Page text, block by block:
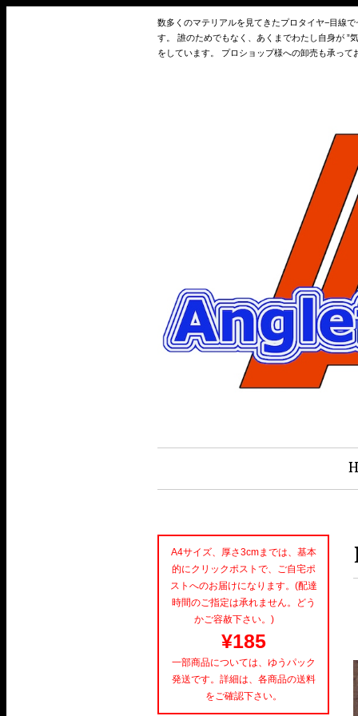
数多くのマテリアルを見てきたプロタイヤ−目線
す。 誰のためでもなく、あくまでわたし自身が ”
をしています。 プロショップ様への卸売も承っ
A4サイズ、厚さ3cmまでは、基本
的にクリックポストで、ご自宅ポ
ストへのお届けになります。(配達
時間のご指定は承れません。どう
かご容赦下さい。)
¥185
一部商品については、ゆうパック
発送です。詳細は、各商品の送料
をご確認下さい。